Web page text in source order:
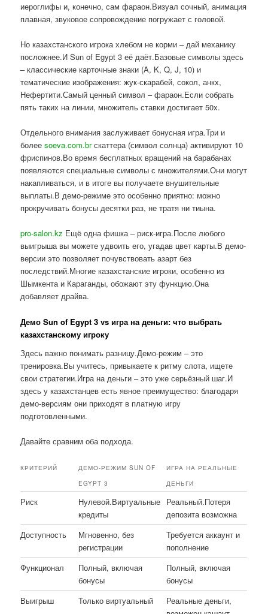
иероглифы и, конечно, сам фараон.Визуал сочный, анимация
плавная, звуковое сопровождение погружает с головой.
Но казахстанского игрока хлебом не корми – дай механику
посложнее.И Sun of Egypt 3 её даёт.Базовые символы здесь
– классические карточные знаки (A, K, Q, J, 10) и
тематические изображения: жук-скарабей, сокол, анкх,
Нефертити.Самый ценный символ – фараон.Если собрать
пять таких на линии, множитель ставки достигает 50x.
Отдельного внимания заслуживает бонусная игра.Три и
болееsoeva.com.brскаттера (символ солнца) активируют 10
фриспинов.Во время бесплатных вращений на барабанах
появляются специальные символы с множителями.Они могут
накапливаться, и в итоге вы получаете внушительные
выплаты.В демо-режиме это особенно приятно: можно
прокручивать бонусы десятки раз, не тратя ни тиына.
pro-salon.kz Ещё одна фишка – риск-игра.После любого
выигрыша вы можете удвоить его, угадав цвет карты.В демо-
версии это позволяет почувствовать азарт без
последствий.Многие казахстанские игроки, особенно из
Шымкента и Караганды, обожают эту функцию.Она
добавляет драйва.
Демо Sun of Egypt 3 vs игра на деньги: что выбрать
казахстанскому игроку
Здесь важно понимать разницу.Демо-режим – это
тренировка.Вы учитесь, привыкаете к ритму слота, ищете
свои стратегии.Игра на деньги – это уже серьёзный шаг.И
здесь у казахстанцев есть явное преимущество: благодаря
демо-версиям они приходят в платную игру
подготовленными.
Давайте сравним оба подхода.
КРИТЕРИЙ
ДЕМО-РЕЖИМ SUN OF
EGYPT 3
ИГРА НА РЕАЛЬНЫЕ
ДЕНЬГИ
Риск
Нулевой.Виртуальные
кредиты
Реальный.Потеря
депозита возможна
Доступность
Мгновенно, без
регистрации
Требуется аккаунт и
пополнение
Функционал
Полный, включая
бонусы
Полный, включая
бонусы
Выигрыш
Только виртуальный
Реальные деньги,